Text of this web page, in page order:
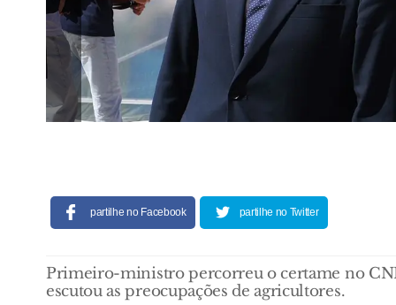
partilhe no Facebook partilhe no Twitter
Primeiro-ministro percorreu o certame no
escutou as preocupações de agricultores.